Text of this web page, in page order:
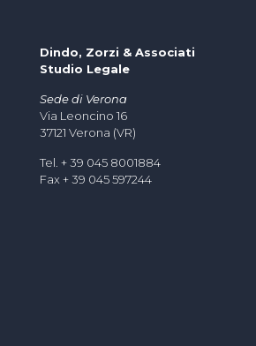
Dindo, Zorzi & Associati
Studio Legale
Sede di Verona
Via Leoncino 16
37121 Verona (VR)
Tel. + 39 045 8001884
Fax + 39 045 597244